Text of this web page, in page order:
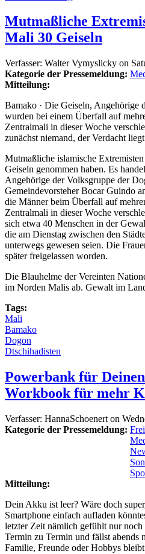
Mutmaßliche
Mali 30 Geiseln
Verfasser: Walter Vymyslicky on
Kategorie der Pressemeldung:
Mitteilung:
Bamako · Die Geiseln, Angehörige
wurden bei einem Überfall auf
Zentralmali in dieser Woche
zunächst niemand, der Verdacht
Mutmaßliche islamische
Geiseln genommen haben. Es
Angehörige der Volksgruppe der
Gemeindevorsteher Bocar Guindo
die Männer beim Überfall auf
Zentralmali in dieser Woche
sich etwa 40 Menschen in der
die am Dienstag zwischen den
unterwegs gewesen seien. Die
später freigelassen worden.
Die Blauhelme der Vereinten
im Norden Malis ab. Gewalt im
Tags:
Mali
Bamako
Dogon
Dtschihadisten
Powerbank für
Workbook für mehr
Verfasser: HannaSchoenert on
Kategorie der Pressemeldung:
Mitteilung:
Dein Akku ist leer? Wäre doch
Smartphone einfach aufladen
letzter Zeit nämlich gefühlt nur
Termin zu Termin und fällst abends
Familie, Freunde oder Hobbys